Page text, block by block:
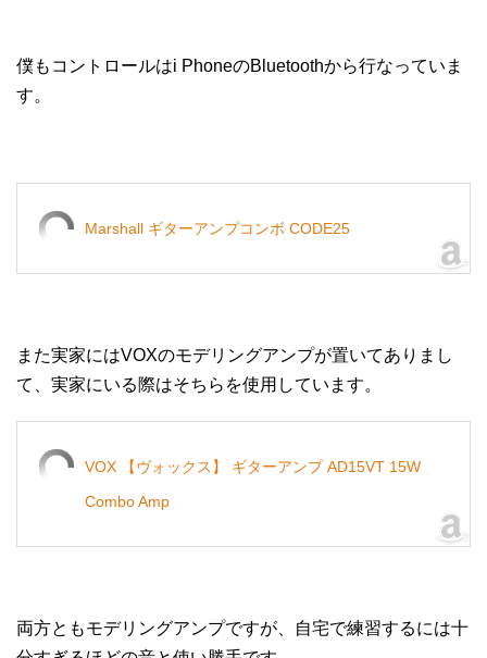
僕もコントロールはi PhoneのBluetoothから行なっていま
す。
Marshall ギターアンプコンボ CODE25
また実家にはVOXのモデリングアンプが置いてありまし
て、実家にいる際はそちらを使用しています。
VOX 【ヴォックス】 ギターアンプ AD15VT 15W
Combo Amp
両方ともモデリングアンプですが、自宅で練習するには十